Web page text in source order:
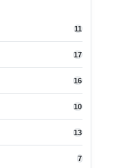
11
17
16
10
13
7